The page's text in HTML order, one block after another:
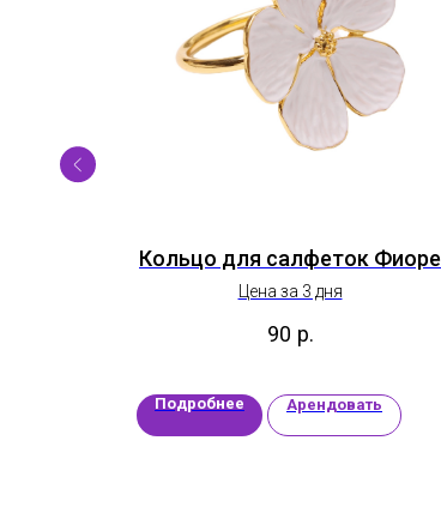
Кольцо для салфеток Фиоре
Цена за 3 дня
90 р.
Подробнее Арендовать